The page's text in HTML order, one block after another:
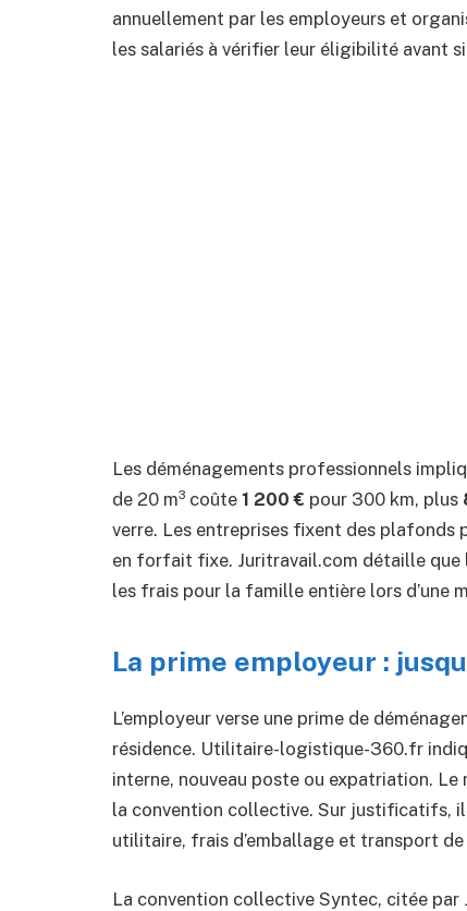
annuellement par les employeurs et
les salariés à vérifier leur éligibilité avant
Les déménagements professionnels
de 20 m³ coûte 1 200 € pour 300 km, plus
verre. Les entreprises fixent des plafonds
en forfait fixe. Juritravail.com détaille que
les frais pour la famille entière lors d’une
La prime employeur :
L’employeur verse une prime de
résidence. Utilitaire-logistique-360.fr
interne, nouveau poste ou expatriation.
la convention collective. Sur justificatifs,
utilitaire, frais d’emballage et transport
La convention collective Syntec, citée par